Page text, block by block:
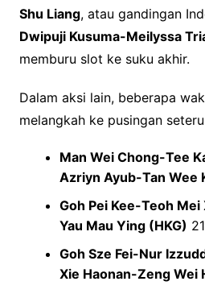
Shu Liang, atau gandingan
Dwipuji Kusuma-Meilyssa
memburu slot ke suku akhir.
Dalam aksi lain, beberapa
melangkah ke pusingan
Man Wei Chong-Tee
Azriyn Ayub-Tan Wee
Goh Pei Kee-Teoh Mei
Yau Mau Ying (HKG)
Goh Sze Fei-Nur
Xie Haonan-Zeng Wei